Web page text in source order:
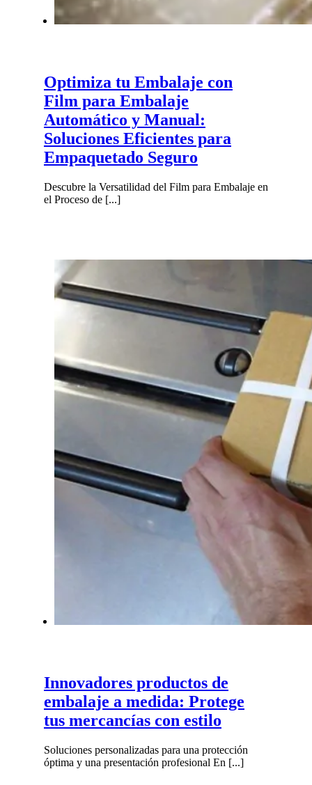
Optimiza tu Embalaje con
Film para Embalaje
Automático y Manual:
Soluciones Eficientes para
Empaquetado Seguro
Descubre la Versatilidad del Film para Embalaje en
el Proceso de [...]
Innovadores productos de
embalaje a medida: Protege
tus mercancías con estilo
Soluciones personalizadas para una protección
óptima y una presentación profesional En [...]